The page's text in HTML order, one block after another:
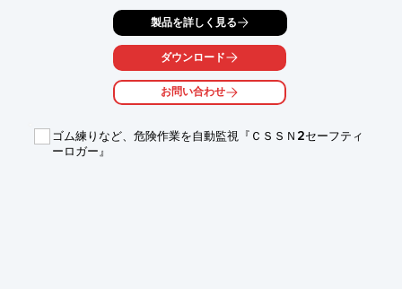
また、赤外線投光器も搭載しており、照度がない場所も対象物を
確認することが可能です。
・最大４Kの解像度センサー
・マイクスピーカー搭載
・高性能エッジAI搭載
合わせください。
製品を詳しく見る
ダウンロード
お問い合わせ
ゴム練りなど、危険作業を自動監視『ＣＳＳＮ2セーフティ
ーロガー』